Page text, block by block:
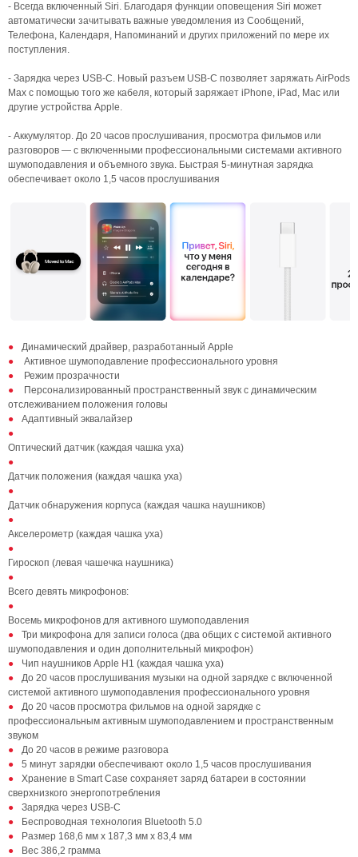
- Всегда включенный Siri. Благодаря функции оповещения Siri может
автоматически зачитывать важные уведомления из Сообщений,
Телефона, Календаря, Напоминаний и других приложений по мере их
поступления.
- Зарядка через USB‑C. Новый разъем USB‑C позволяет заряжать AirPods
Max с помощью того же кабеля, который заряжает iPhone, iPad, Mac или
другие устройства Apple.
- Аккумулятор. До 20 часов прослушивания, просмотра фильмов или
разговоров — с включенными профессиональными системами активного
шумоподавления и объемного звука. Быстрая 5-минутная зарядка
обеспечивает около 1,5 часов прослушивания
Динамический драйвер, разработанный Apple
Активное шумоподавление профессионального уровня
Режим прозрачности
Персонализированный пространственный звук с динамическим
отслеживанием положения головы
Адаптивный эквалайзер
Оптический датчик (каждая чашка уха)
Датчик положения (каждая чашка уха)
Датчик обнаружения корпуса (каждая чашка наушников)
Акселерометр (каждая чашка уха)
Гироскоп (левая чашечка наушника)
Всего девять микрофонов:
Восемь микрофонов для активного шумоподавления
Три микрофона для записи голоса (два общих с системой активного
шумоподавления и один дополнительный микрофон)
Чип наушников Apple H1 (каждая чашка уха)
До 20 часов прослушивания музыки на одной зарядке с включенной
системой активного шумоподавления профессионального уровня
До 20 часов просмотра фильмов на одной зарядке с
профессиональным активным шумоподавлением и пространственным
звуком
До 20 часов в режиме разговора
5 минут зарядки обеспечивают около 1,5 часов прослушивания
Хранение в Smart Case сохраняет заряд батареи в состоянии
сверхнизкого энергопотребления
Зарядка через USB‑C
Беспроводная технология Bluetooth 5.0
Размер 168,6 мм х 187,3 мм х 83,4 мм
Вес 386,2 грамма